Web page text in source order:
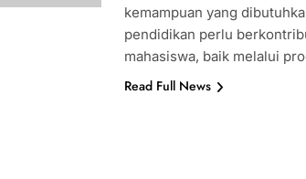
kemampuan yang
pendidikan perlu
mahasiswa, baik melalui
Read Full News